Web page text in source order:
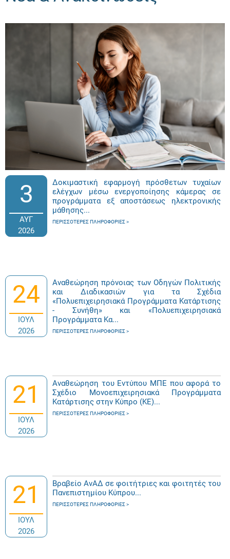
3
ΑΥΓ
2026
Δοκιμαστική εφαρμογή πρόσθετων τυχαίων
ελέγχων μέσω ενεργοποίησης κάμερας σε
προγράμματα εξ αποστάσεως ηλεκτρονικής
μάθησης...
ΠΕΡΙΣΣΌΤΕΡΕΣ ΠΛΗΡΟΦΟΡΊΕΣ
24
ΙΟΥΛ
2026
Αναθεώρηση πρόνοιας των Οδηγών Πολιτικής
και Διαδικασιών για τα Σχέδια
«Πολυεπιχειρησιακά Προγράμματα Κατάρτισης
- Συνήθη» και «Πολυεπιχειρησιακά
Προγράμματα Κα...
ΠΕΡΙΣΣΌΤΕΡΕΣ ΠΛΗΡΟΦΟΡΊΕΣ
21
ΙΟΥΛ
2026
Αναθεώρηση του Εντύπου ΜΠΕ που αφορά το
Σχέδιο Μονοεπιχειρησιακά Προγράμματα
Κατάρτισης στην Κύπρο (ΚΕ)...
ΠΕΡΙΣΣΌΤΕΡΕΣ ΠΛΗΡΟΦΟΡΊΕΣ
21
ΙΟΥΛ
2026
Βραβείο ΑνΑΔ σε φοιτήτριες και φοιτητές του
Πανεπιστημίου Κύπρου...
ΠΕΡΙΣΣΌΤΕΡΕΣ ΠΛΗΡΟΦΟΡΊΕΣ